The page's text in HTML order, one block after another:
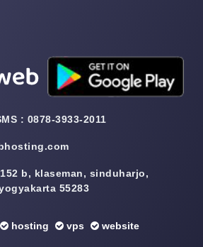
: 0878-3933-2011
b, klaseman, sinduharjo,
55283
hosting vps website